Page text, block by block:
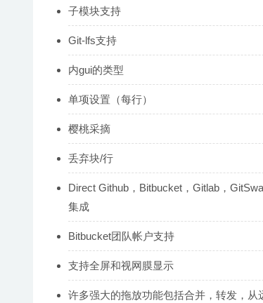
子模块支持
Git-lfs支持
内gui的类型
单项设置（每行）
樱桃采摘
丢弃块/行
Direct Github，Bitbucket，Gitlab，
集成
Bitbucket团队帐户支持
支持全屏和视网膜显示
许多强大的拖放功能包括合并，转发，从